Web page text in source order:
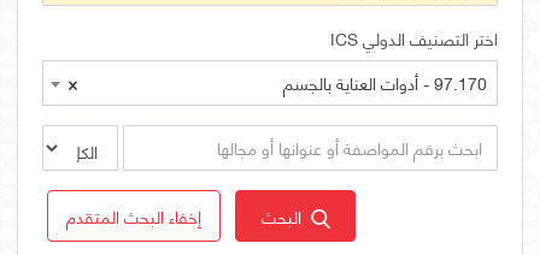
اختر التصنيف الدولي ICS
×
97.170 - أدوات العناية بالجسم
البحث إخفاء البحث المتقدم